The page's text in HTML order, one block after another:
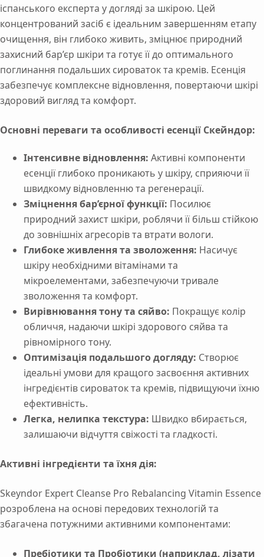
іспанського експерта у догляді за шкірою. Цей
концентрований засіб є ідеальним завершенням етапу
очищення, він глибоко живить, зміцнює природний
захисний бар’єр шкіри та готує її до оптимального
поглинання подальших сироваток та кремів. Есенція
забезпечує комплексне відновлення, повертаючи шкірі
здоровий вигляд та комфорт.
Основні переваги та особливості есенції Скейндор:
Інтенсивне відновлення: Активні компоненти
есенції глибоко проникають у шкіру, сприяючи її
швидкому відновленню та регенерації.
Зміцнення бар’єрної функції: Посилює
природний захист шкіри, роблячи її більш стійкою
до зовнішніх агресорів та втрати вологи.
Глибоке живлення та зволоження: Насичує
шкіру необхідними вітамінами та
мікроелементами, забезпечуючи тривале
зволоження та комфорт.
Вирівнювання тону та сяйво: Покращує колір
обличчя, надаючи шкірі здорового сяйва та
рівномірного тону.
Оптимізація подальшого догляду: Створює
ідеальні умови для кращого засвоєння активних
інгредієнтів сироваток та кремів, підвищуючи їхню
ефективність.
Легка, нелипка текстура: Швидко вбирається,
залишаючи відчуття свіжості та гладкості.
Активні інгредієнти та їхня дія:
Skeyndor Expert Cleanse Pro Rebalancing Vitamin Essence
розроблена на основі передових технологій та
збагачена потужними активними компонентами:
Пребіотики та Пробіотики (наприклад, лізати